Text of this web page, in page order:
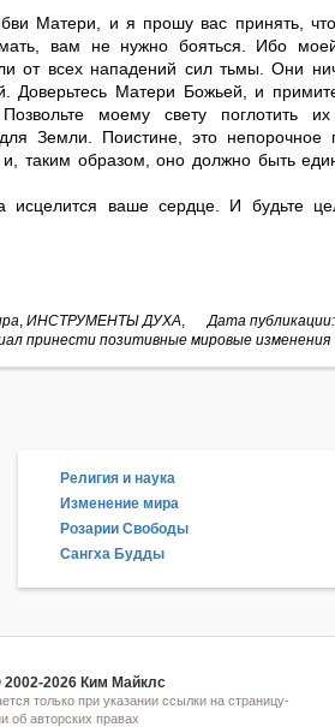
Матери, и я прошу вас принять,
вам не нужно бояться. Ибо
от всех нападений сил тьмы. Они
Доверьтесь Матери Божьей, и
моему свету поглотить
Земли. Поистине, это непорочное
таким образом, оно должно быть
исцелится ваше сердце. И будьте
Дата
, ИНСТРУМЕНТЫ ДУХА,
принести позитивные мировые изменения
Религия и наука
Изменение мира
Розарии Свободы
Сангха Будды
2026 Ким Майклс
только при указании ссылки на страницу-
об авторских правах